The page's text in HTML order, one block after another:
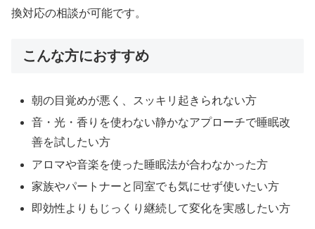
換対応の相談が可能です。
こんな方におすすめ
朝の目覚めが悪く、スッキリ起きられない方
音・光・香りを使わない静かなアプローチで睡眠改
善を試したい方
アロマや音楽を使った睡眠法が合わなかった方
家族やパートナーと同室でも気にせず使いたい方
即効性よりもじっくり継続して変化を実感したい方